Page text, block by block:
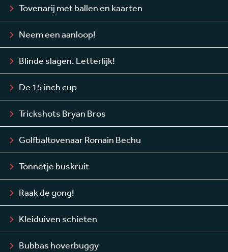
Tovenarij met ballen en kaarten
Neem een aanloop!
Blinde slagen. Letterlijk!
De 15 inch cup
Trickshots Bryan Bros
Golfbaltovenaar Romain Bechu
Tonnetje buskruit
Raak de gong!
Kleiduiven schieten
Bubbas hoverbuggy